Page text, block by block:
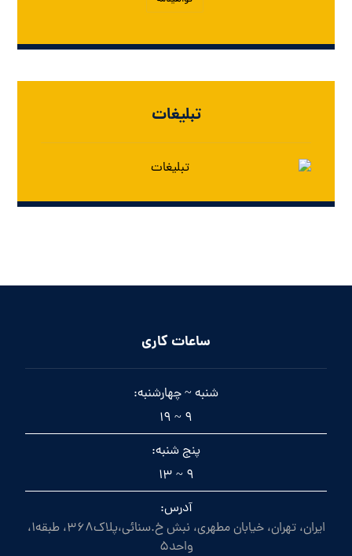
تبلیغات
ساعات کاری
شنبه ~ چهارشنبه:
9 ~ 19
پنج شنبه:
9 ~ 13
آدرس:
ایران، تهران، خیابان مطهری، نبش خ.سنائی،پلاک368، طبقه1،
واحد5